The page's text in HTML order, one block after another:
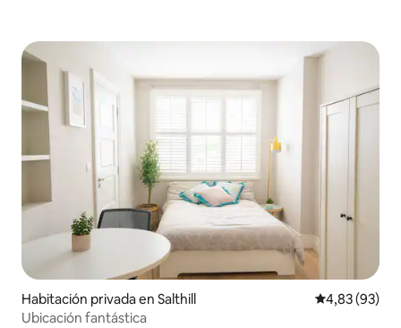
Habitación privada en Salthill Calificación
4,83 (93)
Ubicación fantástica